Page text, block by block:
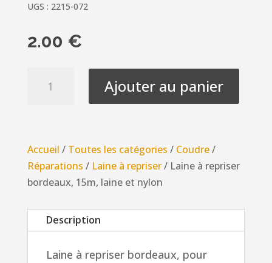
UGS : 2215-072
2.00 €
bordeaux,
15m,
laine
et
nylon
Ajouter au panier
Accueil / Toutes les catégories / Coudre/
Réparations / Laine à repriser/ Laine à repriser
bordeaux, 15m, laine et nylon
Description
Laine à repriser bordeaux, pour